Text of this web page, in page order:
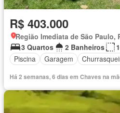
R$ 403.000
3 Quartos
2 Banheiros
Piscina
Garagem
Há 2 semanas, 6 dias em Chaves na